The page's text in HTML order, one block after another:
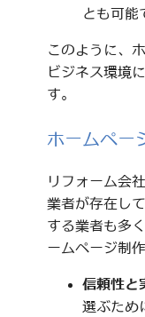
とも可能
このように、
ビジネス環境
す。
ホームペー
リフォーム会
業者が存在し
する業者も多
ームページ制
信頼性と
選ぶため